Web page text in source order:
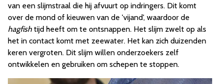
van een slijmstraal die hij afvuurt op indringers. Dit komt
over de mond of kieuwen van de 'vijand', waardoor de
hagfish tijd heeft om te ontsnappen. Het slijm zwelt op als
het in contact komt met zeewater. Het kan zich duizenden
keren vergroten. Dit slijm willen onderzoekers zelf
ontwikkelen en gebruiken om schepen te stoppen.